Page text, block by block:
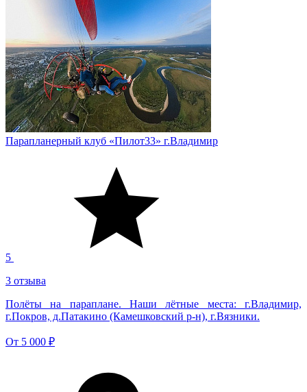
Парапланерный клуб «Пилот33» г.Владимир
5
3 отзыва
Полёты на параплане. Наши лётные места: г.Владимир,
г.Покров, д.Патакино (Камешковский р-н), г.Вязники.
От 5 000 ₽